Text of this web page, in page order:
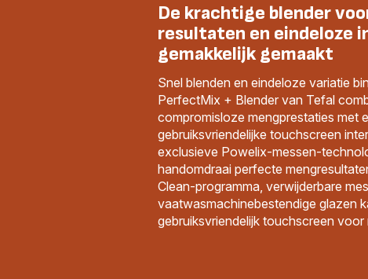
De krachtige blender
resultaten en eindeloze
gemakkelijk gemaakt
Snel blenden en eindeloze variatie
PerfectMix + Blender van Tefal
compromisloze mengprestaties met
gebruiksvriendelijke touchscreen
exclusieve Powelix-messen-
handomdraai perfecte
Clean-programma, verwijderbare
vaatwasmachinebestendige glazen
gebruiksvriendelijk touchscreen